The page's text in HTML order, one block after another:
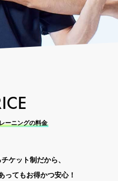
ーニングの料金
ケット制だから、
ってもお得かつ安心！